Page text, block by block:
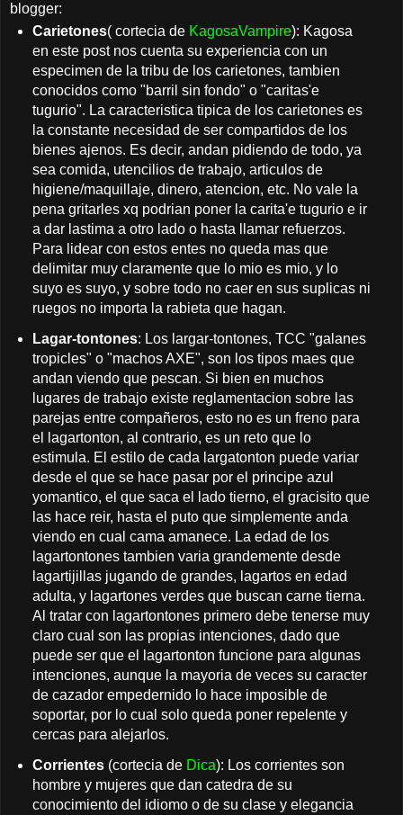
blogger:
Carietones( cortecia de KagosaVampire): Kagosa
en este post nos cuenta su experiencia con un
especimen de la tribu de los carietones, tambien
conocidos como "barril sin fondo" o "caritas'e
tugurio". La caracteristica tipica de los carietones es
la constante necesidad de ser compartidos de los
bienes ajenos. Es decir, andan pidiendo de todo, ya
sea comida, utencilios de trabajo, articulos de
higiene/maquillaje, dinero, atencion, etc. No vale la
pena gritarles xq podrian poner la carita'e tugurio e ir
a dar lastima a otro lado o hasta llamar refuerzos.
Para lidear con estos entes no queda mas que
delimitar muy claramente que lo mio es mio, y lo
suyo es suyo, y sobre todo no caer en sus suplicas ni
ruegos no importa la rabieta que hagan.
Lagar-tontones: Los largar-tontones, TCC "galanes
tropicles" o "machos AXE", son los tipos maes que
andan viendo que pescan. Si bien en muchos
lugares de trabajo existe reglamentacion sobre las
parejas entre compañeros, esto no es un freno para
el lagartonton, al contrario, es un reto que lo
estimula. El estilo de cada largatonton puede variar
desde el que se hace pasar por el principe azul
yomantico, el que saca el lado tierno, el gracisito que
las hace reir, hasta el puto que simplemente anda
viendo en cual cama amanece. La edad de los
lagartontones tambien varia grandemente desde
lagartijillas jugando de grandes, lagartos en edad
adulta, y lagartones verdes que buscan carne tierna.
Al tratar con lagartontones primero debe tenerse muy
claro cual son las propias intenciones, dado que
puede ser que el lagartonton funcione para algunas
intenciones, aunque la mayoria de veces su caracter
de cazador empedernido lo hace imposible de
soportar, por lo cual solo queda poner repelente y
cercas para alejarlos.
Corrientes(cortecia de Dica): Los corrientes son
hombre y mujeres que dan catedra de su
conocimiento del idiomo o de su clase y elegancia